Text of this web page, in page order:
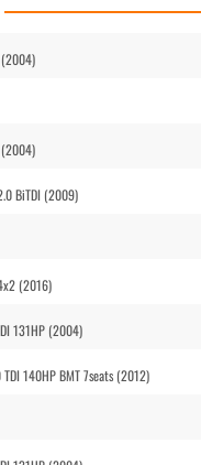
(2004)
(2004)
BiTDI (2009)
(2016)
131HP (2004)
140HP BMT 7seats (2012)